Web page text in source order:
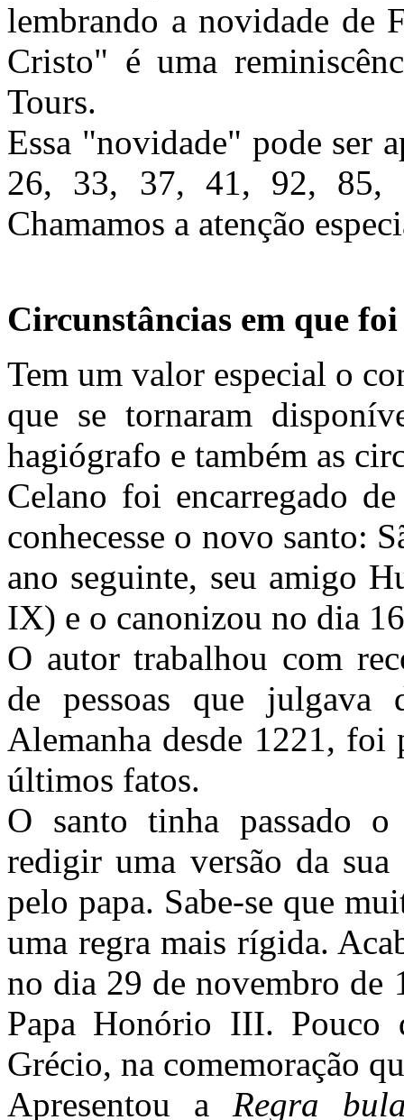
lembrando a novidade de
Cristo" é uma
Tours.
Essa "novidade" pode ser
26, 33, 37, 41, 92, 85,
Chamamos a atenção
Circunstâncias em que
Tem um valor especial o
que se tornaram
hagiógrafo e também as
Celano foi encarregado
conhecesse o novo santo:
ano seguinte, seu amigo
IX) e o canonizou no dia
O autor trabalhou com
de pessoas que julgava
Alemanha desde 1221, foi
últimos fatos.
O santo tinha passado
redigir uma versão da sua
pelo papa. Sabe-se que
uma regra mais rígida.
no dia 29 de novembro de
Papa Honório III. Pouco
Grécio, na comemoração
Apresentou a Regra